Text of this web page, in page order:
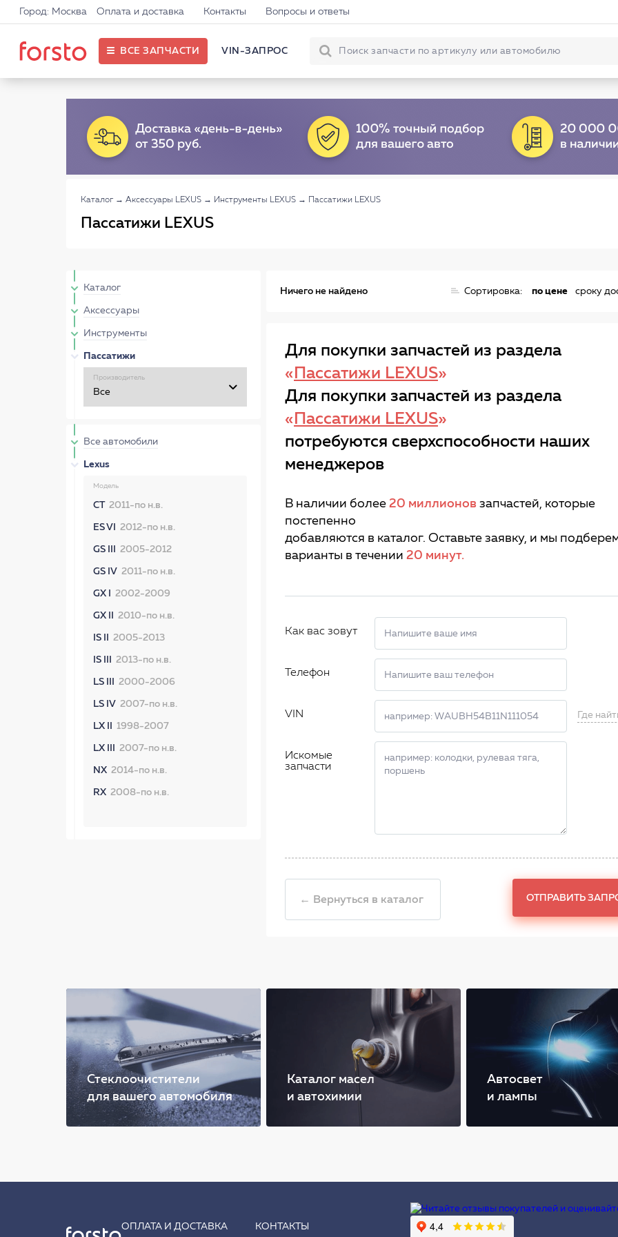
Город: Москва Оплата и доставка Контакты Вопросы и ответы
ВСЕ ЗАПЧАСТИ VIN-ЗАПРОС
Каталог → Аксессуары LEXUS → Инструменты LEXUS → Пассатижи LEXUS
Пассатижи LEXUS
Каталог
Аксессуары
Инструменты
Пассатижи
Производитель
Все автомобили
Lexus
Модель
CT 2011-по н.в.
ES VI 2012-по н.в.
GS III 2005-2012
GS IV 2011-по н.в.
GX I 2002-2009
GX II 2010-по н.в.
IS II 2005-2013
IS III 2013-по н.в.
LS III 2000-2006
LS IV 2007-по н.в.
LX II 1998-2007
LX III 2007-по н.в.
NX 2014-по н.в.
RX 2008-по н.в.
Ничего не найдено Сортировка: по цене сроку
Для покупки запчастей из раздела
« Пассатижи LEXUS»
Для покупки запчастей из раздела
« Пассатижи LEXUS»
потребуются сверхспособности наших
менеджеров
В наличии более 20 миллионов запчастей, которые
постепенно
добавляются в каталог. Оставьте заявку, и мы
варианты в течении 20 минут.
Как вас зовут
Телефон
VIN Где
Искомые
запчасти
← Вернуться в каталог ОТПРАВИТЬ
Стеклоочистители
для вашего автомобиля
Каталог масел
и автохимии
Автосвет
и лампы
ОПЛАТА И ДОСТАВКА КОНТАКТЫ